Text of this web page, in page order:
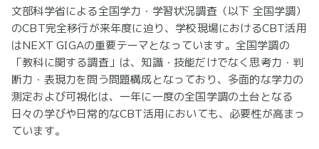
文部科学省による全国学力・学習状況調査（以下 全国学調）
のCBT完全移行が来年度に迫り、学校現場におけるCBT活用
はNEXT GIGAの重要テーマとなっています。全国学調の
「教科に関する調査」は、知識・技能だけでなく思考力・判
断力・表現力を問う問題構成となっており、多面的な学力の
測定および可視化は、一年に一度の全国学調の土台となる
日々の学びや日常的なCBT活用においても、必要性が高まっ
ています。